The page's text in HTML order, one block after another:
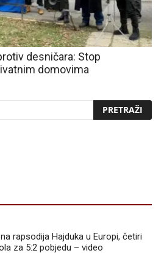
desničara: Stop
domovima
rapsodija Hajduka u Europi, četiri
za 5:2 pobjedu – video